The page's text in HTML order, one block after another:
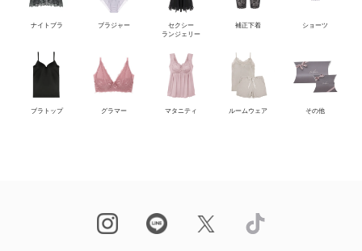
ナイトブラ ブラジャー
セクシー
ランジェリー
補正下着 ショーツ
ブラトップ グラマー マタニティ ルームウェア その他